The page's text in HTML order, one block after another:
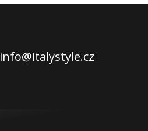
info@italystyle.cz